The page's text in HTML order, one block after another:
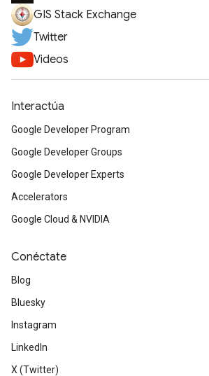
GIS Stack Exchange
Twitter
Videos
Interactúa
Google Developer Program
Google Developer Groups
Google Developer Experts
Accelerators
Google Cloud & NVIDIA
Conéctate
Blog
Bluesky
Instagram
LinkedIn
X (Twitter)